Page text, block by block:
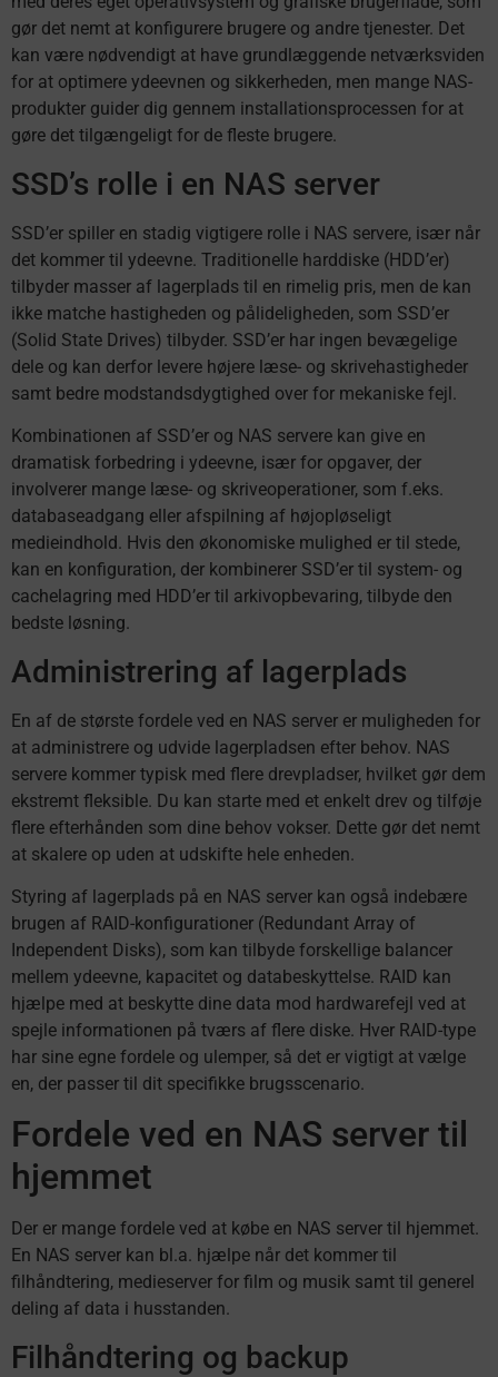
gør det nemt at konfigurere brugere og andre tjenester. Det
kan være nødvendigt at have grundlæggende netværksviden
for at optimere ydeevnen og sikkerheden, men mange NAS-
produkter guider dig gennem installationsprocessen for at
gøre det tilgængeligt for de fleste brugere.
SSD’s rolle i en NAS server
SSD’er spiller en stadig vigtigere rolle i NAS servere, især når
det kommer til ydeevne. Traditionelle harddiske (HDD’er)
tilbyder masser af lagerplads til en rimelig pris, men de kan
ikke matche hastigheden og pålideligheden, som SSD’er
(Solid State Drives) tilbyder. SSD’er har ingen bevægelige
dele og kan derfor levere højere læse- og skrivehastigheder
samt bedre modstandsdygtighed over for mekaniske fejl.
Kombinationen af SSD’er og NAS servere kan give en
dramatisk forbedring i ydeevne, især for opgaver, der
involverer mange læse- og skriveoperationer, som f.eks.
databaseadgang eller afspilning af højopløseligt
medieindhold. Hvis den økonomiske mulighed er til stede,
kan en konfiguration, der kombinerer SSD’er til system- og
cachelagring med HDD’er til arkivopbevaring, tilbyde den
bedste løsning.
Administrering af lagerplads
En af de største fordele ved en NAS server er muligheden for
at administrere og udvide lagerpladsen efter behov. NAS
servere kommer typisk med flere drevpladser, hvilket gør dem
ekstremt fleksible. Du kan starte med et enkelt drev og tilføje
flere efterhånden som dine behov vokser. Dette gør det nemt
at skalere op uden at udskifte hele enheden.
Styring af lagerplads på en NAS server kan også indebære
brugen af RAID-konfigurationer (Redundant Array of
Independent Disks), som kan tilbyde forskellige balancer
mellem ydeevne, kapacitet og databeskyttelse. RAID kan
hjælpe med at beskytte dine data mod hardwarefejl ved at
spejle informationen på tværs af flere diske. Hver RAID-type
har sine egne fordele og ulemper, så det er vigtigt at vælge
en, der passer til dit specifikke brugsscenario.
Fordele ved en NAS server til
hjemmet
Der er mange fordele ved at købe en NAS server til hjemmet.
En NAS server kan bl.a. hjælpe når det kommer til
filhåndtering, medieserver for film og musik samt til generel
deling af data i husstanden.
Filhåndtering og backup